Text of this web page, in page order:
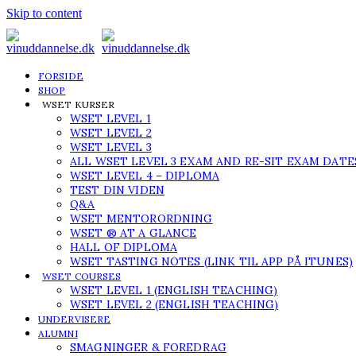
Skip to content
FORSIDE
SHOP
WSET KURSER
WSET LEVEL 1
WSET LEVEL 2
WSET LEVEL 3
ALL WSET LEVEL 3 EXAM AND RE-SIT EXAM
WSET LEVEL 4 – DIPLOMA
TEST DIN VIDEN
Q&A
WSET MENTORORDNING
WSET ® AT A GLANCE
HALL OF DIPLOMA
WSET TASTING NOTES (LINK TIL APP PÅ ITUNES)
WSET COURSES
WSET LEVEL 1 (ENGLISH TEACHING)
WSET LEVEL 2 (ENGLISH TEACHING)
UNDERVISERE
ALUMNI
SMAGNINGER & FOREDRAG